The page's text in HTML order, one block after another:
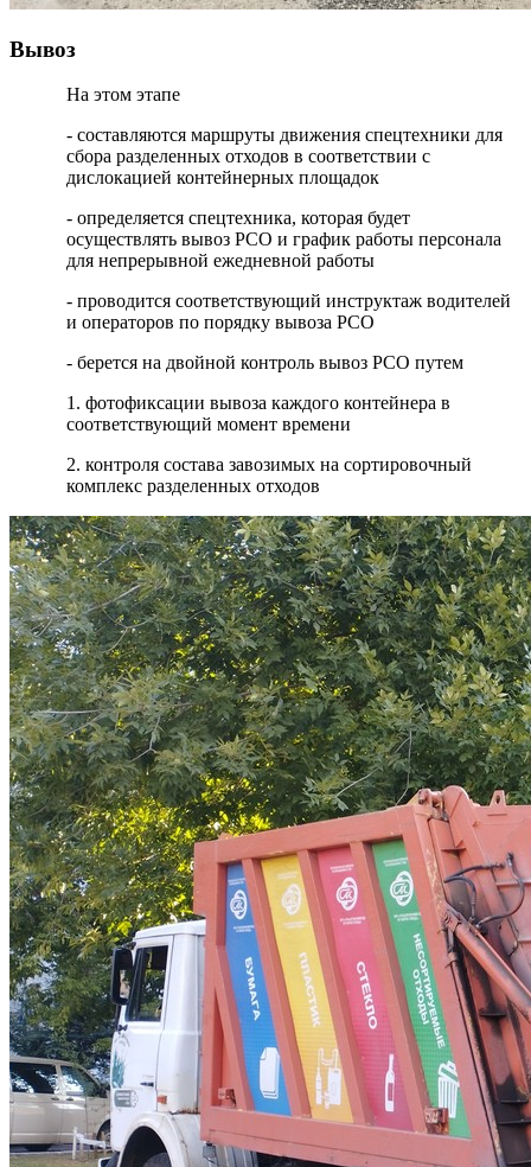
Вывоз
На этом этапе
- составляются маршруты движения спецтехники для
сбора разделенных отходов в соответствии с
дислокацией контейнерных площадок
- определяется спецтехника, которая будет
осуществлять вывоз РСО и график работы персонала
для непрерывной ежедневной работы
- проводится соответствующий инструктаж водителей
и операторов по порядку вывоза РСО
- берется на двойной контроль вывоз РСО путем
1. фотофиксации вывоза каждого контейнера в
соответствующий момент времени
2. контроля состава завозимых на сортировочный
комплекс разделенных отходов